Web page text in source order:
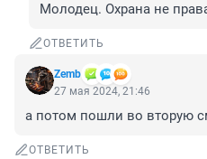
Молодец. Охрана не
ОТВЕТИТЬ
Zemb
27 мая 2024, 21:46
а потом пошли во вторую
ОТВЕТИТЬ